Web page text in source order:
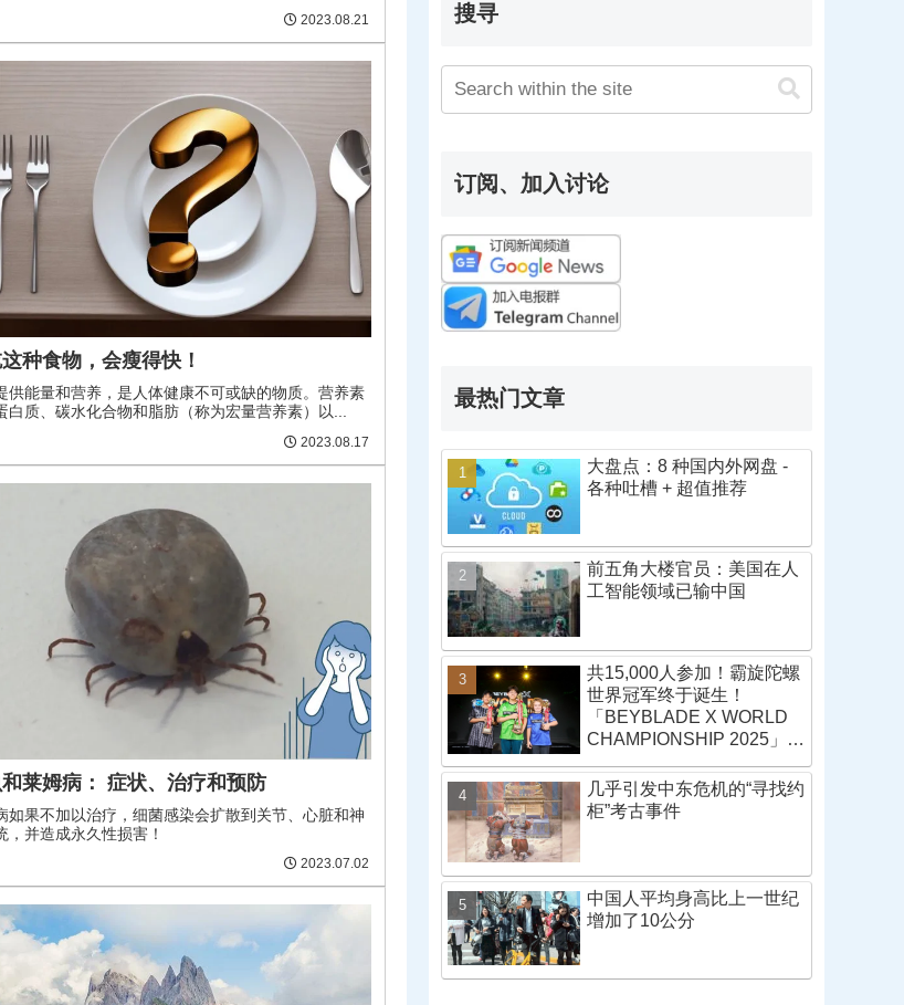
2023.08.21
种食物，会瘦得快！
供能量和营养，是人体健康不可或缺的物质。营养素
白质、碳水化合物和脂肪（称为宏量营养素）以...
2023.08.17
莱姆病： 症状、治疗和预防
如果不加以治疗，细菌感染会扩散到关节、心脏和神
，并造成永久性损害！
2023.07.02
搜寻
订阅、加入讨论
最热门文章
大盘点：8 种国内外网盘 -
各种吐槽 + 超值推荐
前五角大楼官员：美国在人
工智能领域已输中国
共15,000人参加！霸旋陀螺
世界冠军终于诞生！
「BEYBLADE X WORLD
CHAMPIONSHIP 2025」战
几乎引发中东危机的“寻找约
柜”考古事件
中国人平均身高比上一世纪
增加了10公分